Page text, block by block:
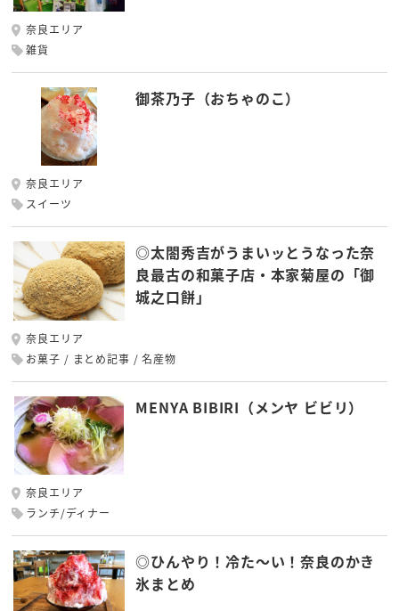
奈良エリア
雑貨
御茶乃子（おちゃのこ）
奈良エリア
スイーツ
◎太閤秀吉がうまいッとうなった奈
良最古の和菓子店・本家菊屋の「御
城之口餅」
奈良エリア
お菓子
まとめ記事 名産物
MENYA BIBIRI（メンヤ ビビリ）
奈良エリア
ランチ/ディナー
◎ひんやり！冷た～い！奈良のかき
氷まとめ